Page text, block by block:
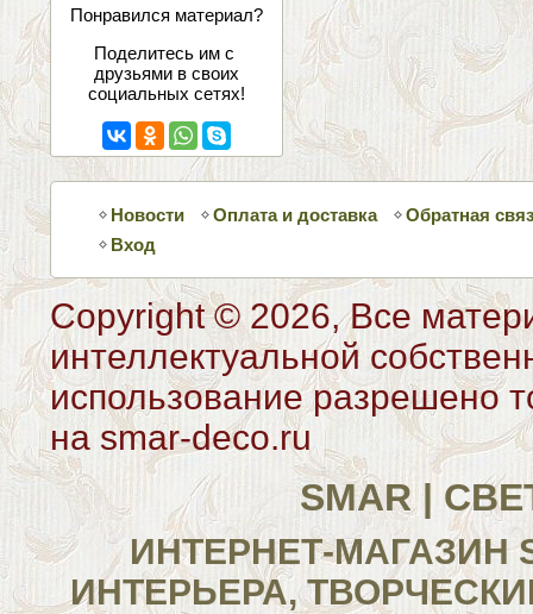
соцсетях
Понравился материал?
Поделитесь им с
друзьями в своих
социальных сетях!
Новости Оплата и доставка
Обратная
Вход
Copyright © 2026, Все
интеллектуальной
использование разрешено
на smar-deco.ru
SMAR |
ИНТЕРНЕТ-МАГАЗИН
ИНТЕРЬЕРА,